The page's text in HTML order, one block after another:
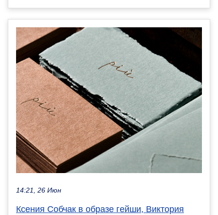
14:21, 26 Июн
Ксения Собчак в образе гейши, Виктория